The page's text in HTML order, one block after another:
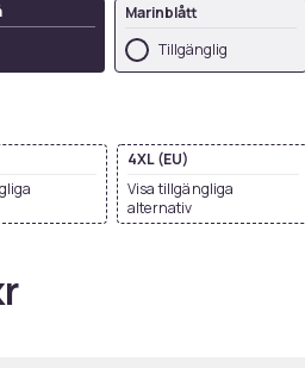
Marinblått
Tillgänglig
4XL (EU)
Visa tillgängliga
alternativ